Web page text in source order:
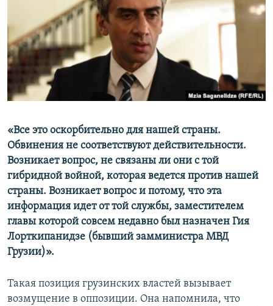
«Все это оскорбительно для нашей страны.
Обвинения не соответствуют действительности.
Возникает вопрос, не связаны ли они с той
гибридной войной, которая ведется против нашей
страны. Возникает вопрос и потому, что эта
информация идет от той службы, заместителем
главы которой совсем недавно был назначен Гия
Лорткипанидзе (бывший замминистра МВД
Грузии)».
Такая позиция грузинских властей вызывает
возмущение в оппозиции. Она напомнила, что